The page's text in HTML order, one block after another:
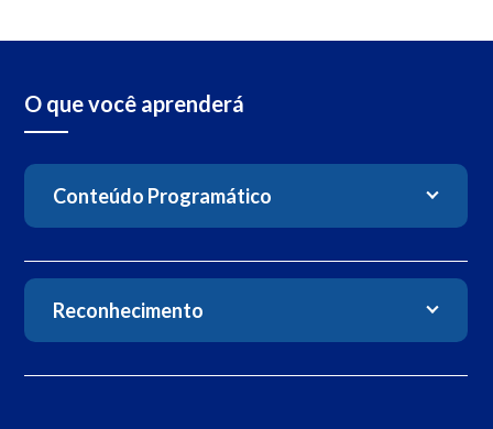
O que você aprenderá
Conteúdo Programático
Reconhecimento